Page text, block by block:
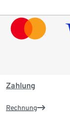
Zahlung
Rechnung